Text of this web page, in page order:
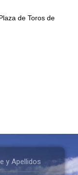
de Toros de